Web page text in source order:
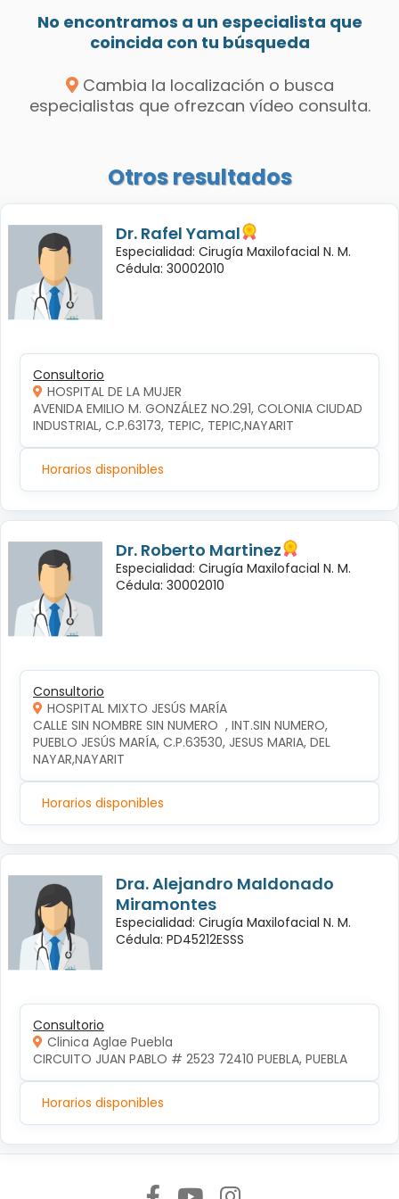
No encontramos a un especialista que
coincida con tu búsqueda
Cambia la localización o busca
especialistas que ofrezcan vídeo consulta.
Otros resultados
Dr. Rafel Yamal
Especialidad: Cirugía Maxilofacial N. M.
Cédula: 30002010
Consultorio
HOSPITAL DE LA MUJER
AVENIDA EMILIO M. GONZÁLEZ NO.291, COLONIA CIUDAD
INDUSTRIAL, C.P.63173, TEPIC, TEPIC,NAYARIT
Horarios disponibles
Dr. Roberto Martinez
Especialidad: Cirugía Maxilofacial N. M.
Cédula: 30002010
Consultorio
HOSPITAL MIXTO JESÚS MARÍA
CALLE SIN NOMBRE SIN NUMERO  , INT.SIN NUMERO,
PUEBLO JESÚS MARÍA, C.P.63530, JESUS MARIA, DEL
NAYAR,NAYARIT
Horarios disponibles
Dra. Alejandro Maldonado
Miramontes
Especialidad: Cirugía Maxilofacial N. M.
Cédula: PD45212ESSS
Consultorio
Clinica Aglae Puebla
CIRCUITO JUAN PABLO # 2523 72410 PUEBLA, PUEBLA
Horarios disponibles